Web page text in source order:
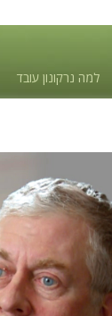
למה נרקונון עובד